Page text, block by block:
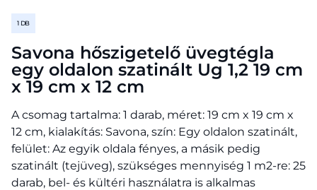
1 DB
Savona hőszigetelő üvegtégla
egy oldalon szatinált Ug 1,2 19 cm
x 19 cm x 12 cm
A csomag tartalma: 1 darab, méret: 19 cm x 19 cm x
12 cm, kialakítás: Savona, szín: Egy oldalon szatinált,
felület: Az egyik oldala fényes, a másik pedig
szatinált (tejüveg), szükséges mennyiség 1 m2-re: 25
darab, bel- és kültéri használatra is alkalmas